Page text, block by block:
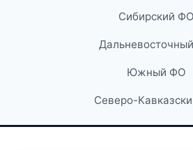
Сибирский ФО
Южный ФО
Северо-